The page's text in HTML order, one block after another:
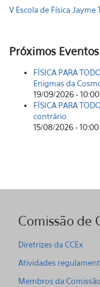
V Escola de Física Jayme
Próximos Eventos
FÍSICA PARA
Enigmas da
19/09/2026 - 10:00
FÍSICA PARA
contrário
15/08/2026 - 10:00
Comissão de
Diretrizes da CCEx
Atividades
Membros da